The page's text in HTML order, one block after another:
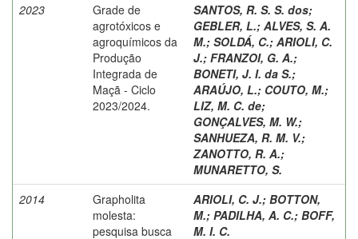
2023
Grade de
agrotóxicos e
agroquímicos da
Produção
Integrada de
Maçã - Ciclo
2023/2024.
SANTOS, R. S. S. dos;
GEBLER, L.; ALVES, S. A.
M.; SOLDÁ, C.; ARIOLI, C.
J.; FRANZOI, G. A.;
BONETI, J. I. da S.;
ARAÚJO, L.; COUTO, M.;
LIZ, M. C. de;
GONÇALVES, M. W.;
SANHUEZA, R. M. V.;
ZANOTTO, R. A.;
MUNARETTO, S.
2014
Grapholita
molesta:
pesquisa busca
ARIOLI, C. J.; BOTTON,
M.; PADILHA, A. C.; BOFF,
M. I. C.